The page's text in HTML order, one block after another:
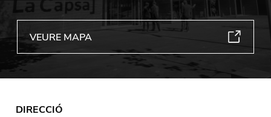
VEURE MAPA
DIRECCIÓ